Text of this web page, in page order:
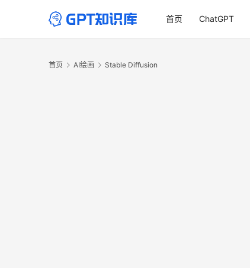
首页 ChatGPT
首页 AI绘画 Stable Diffusion